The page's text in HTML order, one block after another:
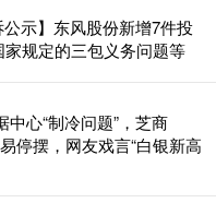
示】东风股份新增7件投
规定的三包义务问题等
心“制冷问题”，芝商
停摆，网友戏言“白银新高